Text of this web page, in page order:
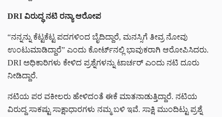
DRI ವಿರುದ್ಧ ನಟಿ ರನ್ಯಾ ಆರೋಪ
“ನನ್ನನ್ನು ಕೆಟ್ಟಕೆಟ್ಟ ಪದಗಳಿಂದ ಬೈದಿದ್ದಾರೆ, ಮನಸ್ಸಿಗೆ ತೀವ್ರ ನೋವು
ಉಂಟುಮಾಡಿದ್ದಾರೆ” ಎಂದು ಕೋರ್ಟ್‌ನಲ್ಲಿ ಭಾವುಕರಾಗಿ ಆರೋಪಿಸಿದರು.
DRI ಅಧಿಕಾರಿಗಳು ಕೇಳಿದ ಪ್ರಶ್ನೆಗಳನ್ನು ಟಾರ್ಚರ್ ಎಂದು ನಟಿ ದೂರು
ನೀಡಿದ್ದಾರೆ.
ನಟಿಯ ಪರ ವಕೀಲರು ಹೇಳಿದಂತೆ ಈಕೆ ಮಾತನಾಡುತ್ತಿದ್ದಾರೆ. ನಟಿಯ
ವಿರುದ್ದ ಸಾಕಷ್ಟು ಸಾಕ್ಷಾಧಾರಗಳು ನಮ್ಮ ಬಳಿ ಇವೆ. ಸಾಕ್ಷಿ ಮುಂದಿಟ್ಟು ಪ್ರಶ್ನೆ